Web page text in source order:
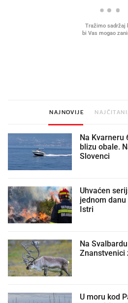
NAJNOVIJE
Na Kvarneru
blizu obale.
Slovenci
Uhvaćen
jednom
Istri
Na
Znanstvenici
U moru kod